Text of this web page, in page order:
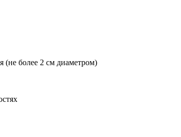
(не более 2 см диаметром)